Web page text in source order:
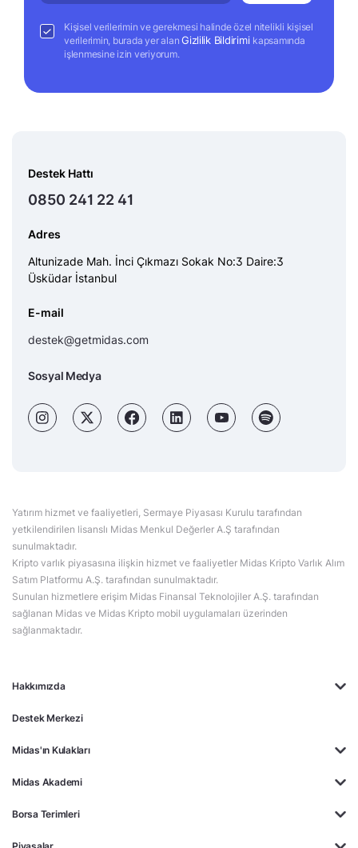
Kişisel verilerimin ve gerekmesi halinde özel nitelikli kişisel
verilerimin, burada yer alanGizlilik Bildirimi kapsamında
işlenmesine izin veriyorum.
Hakkımızda
Destek Merkezi
Midas'ın Kulakları
Midas Akademi
Borsa Terimleri
Destek Hattı
0850 241 22 41
Adres
Altunizade Mah. İnci Çıkmazı Sokak No:3 Daire:3
Üsküdar İstanbul
E-mail
destek@getmidas.com
Sosyal Medya
Yatırım hizmet ve faaliyetleri, Sermaye Piyasası Kurulu tarafından
yetkilendirilen lisanslı Midas Menkul Değerler A.Ş tarafından
sunulmaktadır.
Kripto varlık piyasasına ilişkin hizmet ve faaliyetler Midas Kripto Varlık Alım
Satım Platformu A.Ş. tarafından sunulmaktadır.
Sunulan hizmetlere erişim Midas Finansal Teknolojiler A.Ş. tarafından
sağlanan Midas ve Midas Kripto mobil uygulamaları üzerinden
sağlanmaktadır.